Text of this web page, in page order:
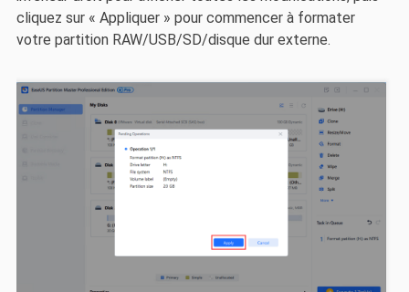
cliquez sur « Appliquer » pour commencer à formater
votre partition RAW/USB/SD/disque dur externe.